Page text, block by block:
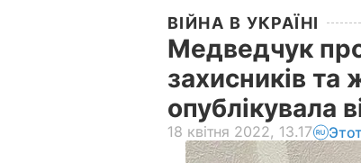
ВІЙНА В УКРАЇНІ
Медведчук
захисників та
опублікувала
18 квітня 2022, 13.17